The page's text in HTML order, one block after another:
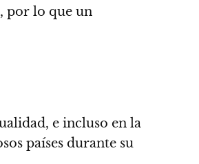
, por lo que un
e incluso en la
países durante su